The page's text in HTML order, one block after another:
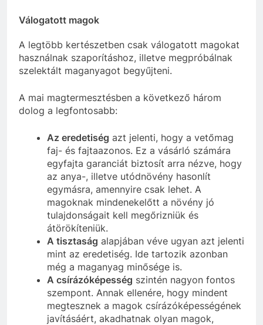
Válogatott magok
A legtöbb kertészetben csak válogatott magokat
használnak szaporításhoz, illetve megpróbálnak
szelektált maganyagot begyűjteni.
A mai magtermesztésben a következő három
dolog a legfontosabb:
Az eredetiség azt jelenti, hogy a vetőmag
faj- és fajtaazonos. Ez a vásárló számára
egyfajta garanciát biztosít arra nézve, hogy
az anya-, illetve utódnövény hasonlít
egymásra, amennyire csak lehet. A
magoknak mindenekelőtt a növény jó
tulajdonságait kell megőrizniük és
átörökíteniük.
A tisztaság alapjában véve ugyan azt jelenti
mint az eredetiség. Ide tartozik azonban
még a maganyag minősége is.
A csírázóképesség szintén nagyon fontos
szempont. Annak ellenére, hogy mindent
megtesznek a magok csírázóképességének
javításáért, akadhatnak olyan magok,